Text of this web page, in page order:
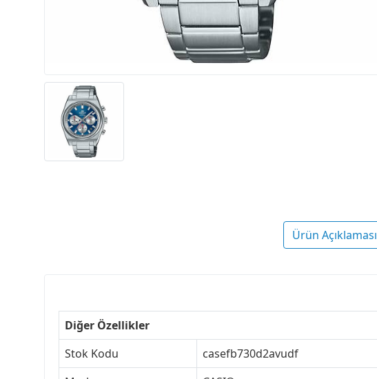
Ürün Açıklaması
Diğer Özellikler
Stok Kodu
casefb730d2avudf